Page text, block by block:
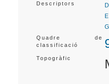
Descriptors
Quadre de
classificació
Topogràfic